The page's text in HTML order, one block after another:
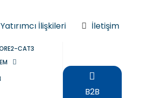
Yatırımcı İlişkileri İletişim
B2B